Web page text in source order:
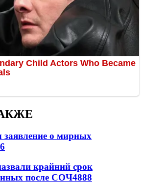
заявление о мирных
крайний срок
после СОЧ4888